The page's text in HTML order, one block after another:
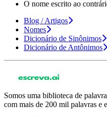
O nome escrito ao
Blog / Artigos
Nomes
Dicionário de Sinônimos
Dicionário de Antônimos
Somos uma biblioteca de
com mais de 200 mil palavras e